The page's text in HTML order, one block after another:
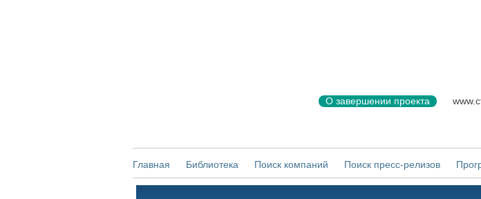
О завершении проекта
Главная Библиотека Поиск компаний Поиск пресс-релизов